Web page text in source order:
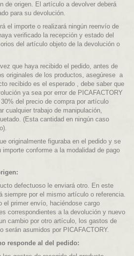
de origen. El artículo a devolver deberá
para su devolución.
el importe o realizará ningún reenvío de
verificado la recepción y estado del
del artículo objeto de la devolución o
que haya recibido el pedido, antes de
originales de los productos, asegúrese a
recibido es el esperado , debe saber que
ya sea por error de PICAFACTORY
del precio de compra por artículo
cualquier trabajo de manipulación,
(Esta cantidad en ningún caso
originalmente figuraba en el pedido y se
importe conforme a la modalidad de pago
defectuoso le enviará otro. En este
siempre por el mismo artículo o referencia.
el primer envío, haciéndose cargo
correspondientes a la devolución y nuevo
cambio por otro artículo, los gastos de
serán asumidos por PICAFACTORY.
responde al del pedido: